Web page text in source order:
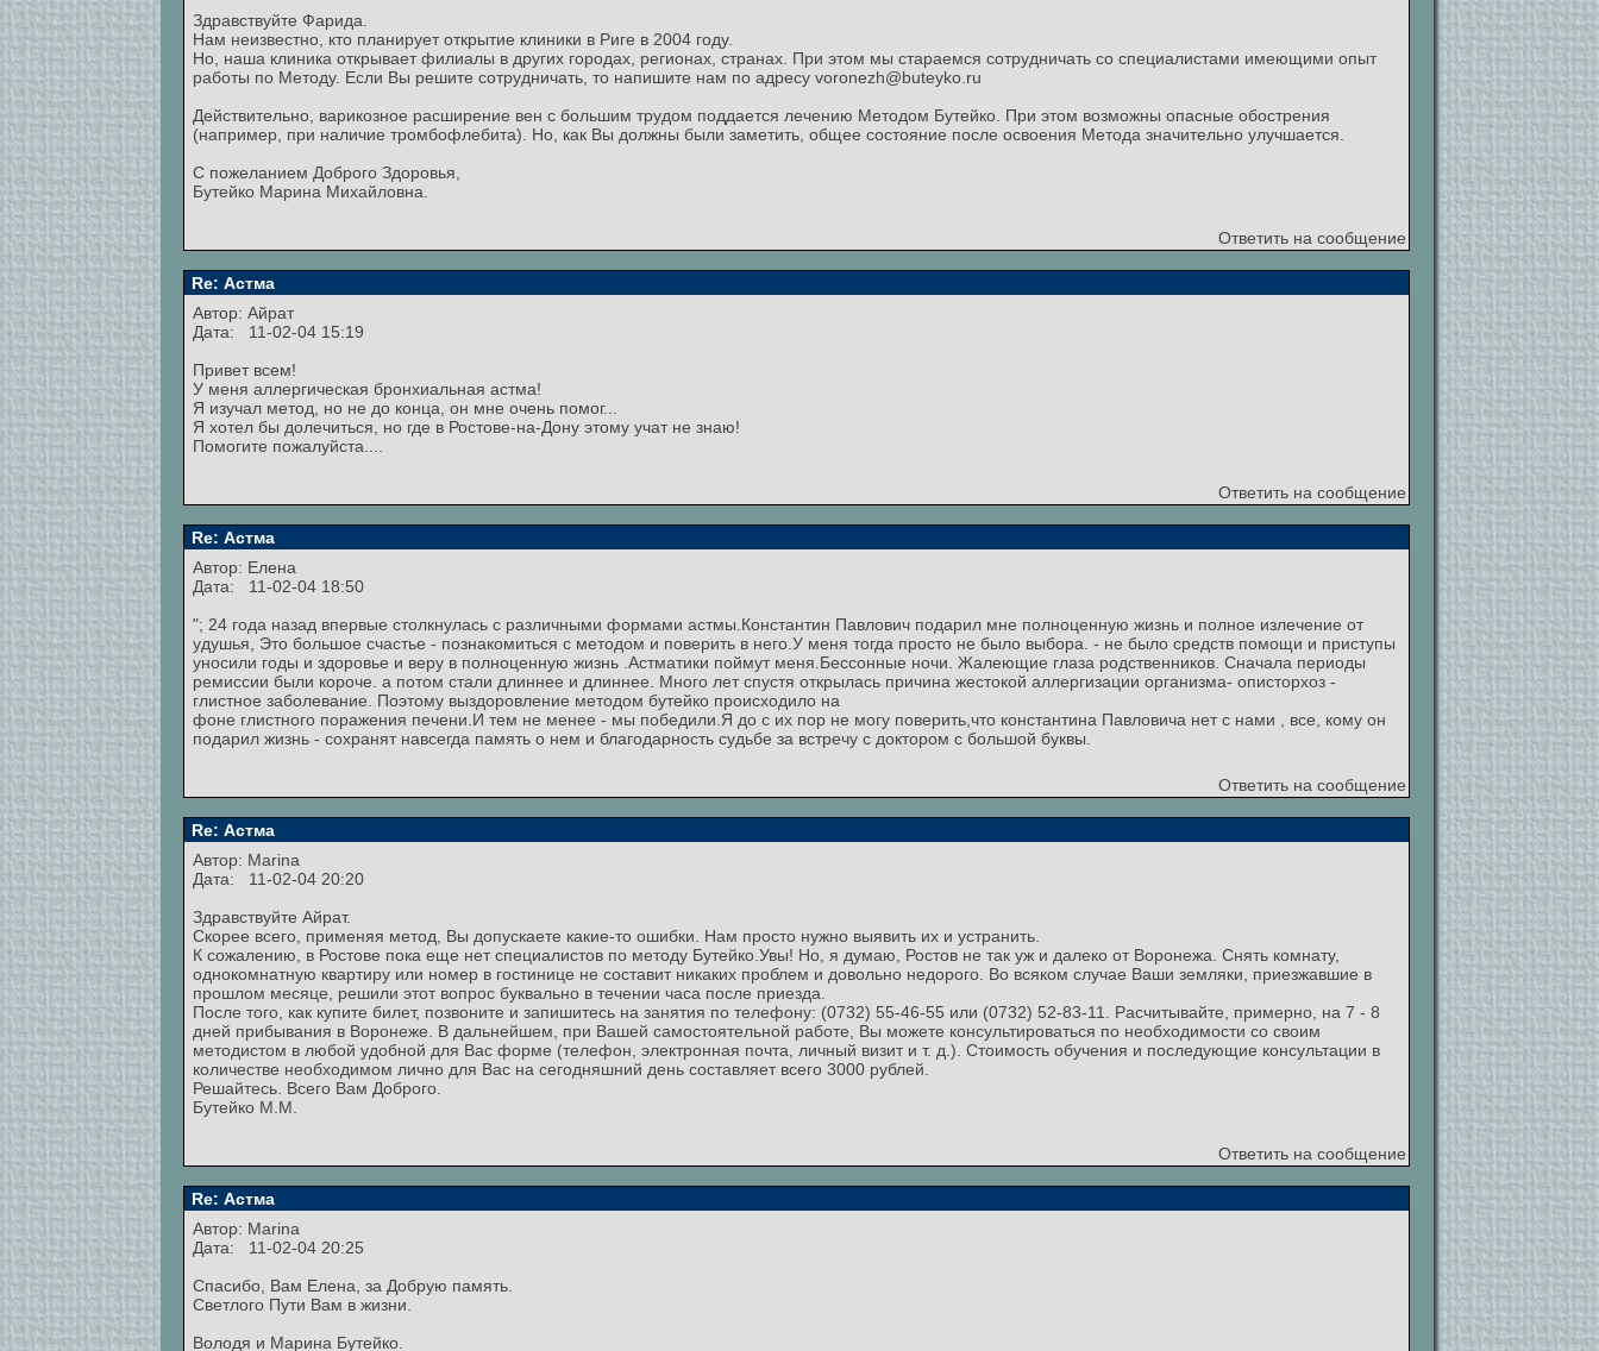
Здравствуйте Фарида.
Нам неизвестно, кто планирует открытие клиники в Риге в 2004 году.
Но, наша клиника открывает филиалы в других городах, регионах, странах. При этом мы стараемся сотрудничать со специалистами имеющими опыт
работы по Методу. Если Вы решите сотрудничать, то напишите нам по адресу voronezh@buteyko.ru
Действительно, варикозное расширение вен с большим трудом поддается лечению Методом Бутейко. При этом возможны опасные обострения
(например, при наличие тромбофлебита). Но, как Вы должны были заметить, общее состояние после освоения Метода значительно улучшается.
С пожеланием Доброго Здоровья,
Бутейко Марина Михайловна.
Ответить на сообщение
Re: Астма
Автор: Айрат
Дата: 11-02-04 15:19
Привет всем!
У меня аллергическая бронхиальная астма!
Я изучал метод, но не до конца, он мне очень помог...
Я хотел бы долечиться, но где в Ростове-на-Дону этому учат не знаю!
Помогите пожалуйста....
Ответить на сообщение
Re: Астма
Автор: Елена
Дата: 11-02-04 18:50
"; 24 года назад впервые столкнулась с различными формами астмы.Константин Павлович подарил мне полноценную жизнь и полное излечение от
удушья, Это большое счастье - познакомиться с методом и поверить в него.У меня тогда просто не было выбора. - не было средств помощи и приступы
уносили годы и здоровье и веру в полноценную жизнь .Астматики поймут меня.Бессонные ночи. Жалеющие глаза родственников. Сначала периоды
ремиссии были короче. а потом стали длиннее и длиннее. Много лет спустя открылась причина жестокой аллергизации организма- описторхоз -
глистное заболевание. Поэтому выздоровление методом бутейко происходило на
фоне глистного поражения печени.И тем не менее - мы победили.Я до с их пор не могу поверить,что константина Павловича нет с нами , все, кому он
подарил жизнь - сохранят навсегда память о нем и благодарность судьбе за встречу с доктором с большой буквы.
Ответить на сообщение
Re: Астма
Автор: Marina
Дата: 11-02-04 20:20
Здравствуйте Айрат.
Скорее всего, применяя метод, Вы допускаете какие-то ошибки. Нам просто нужно выявить их и устранить.
К сожалению, в Ростове пока еще нет специалистов по методу Бутейко.Увы! Но, я думаю, Ростов не так уж и далеко от Воронежа. Снять комнату,
однокомнатную квартиру или номер в гостинице не составит никаких проблем и довольно недорого. Во всяком случае Ваши земляки, приезжавшие в
прошлом месяце, решили этот вопрос буквально в течении часа после приезда.
После того, как купите билет, позвоните и запишитесь на занятия по телефону: (0732) 55-46-55 или (0732) 52-83-11. Расчитывайте, примерно, на 7 - 8
дней прибывания в Воронеже. В дальнейшем, при Вашей самостоятельной работе, Вы можете консультироваться по необходимости со своим
методистом в любой удобной для Вас форме (телефон, электронная почта, личный визит и т. д.). Стоимость обучения и последующие консультации в
количестве необходимом лично для Вас на сегодняшний день составляет всего 3000 рублей.
Решайтесь. Всего Вам Доброго.
Бутейко М.М.
Ответить на сообщение
Re: Астма
Автор: Marina
Дата: 11-02-04 20:25
Спасибо, Вам Елена, за Добрую память.
Светлого Пути Вам в жизни.
Володя и Марина Бутейко.